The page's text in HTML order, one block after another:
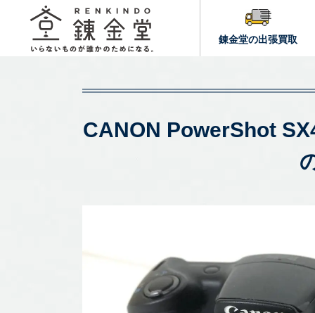
錬金堂の出張買取
CANON PowerShot